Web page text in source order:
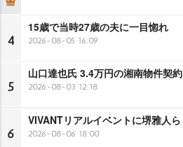
4
15歳で当時27歳の夫に一目惚れ
2026-08-05 16:09
5
山口達也氏 3.4万円の湘南物件契約
2026-08-03 12:18
6
VIVANTリアルイベントに堺雅人ら
2026-08-06 18:00